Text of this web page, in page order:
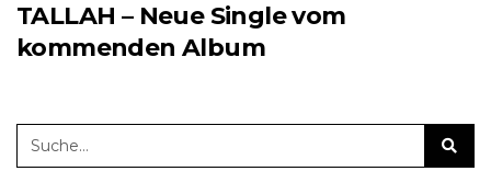
TALLAH – Neue Single vom
kommenden Album